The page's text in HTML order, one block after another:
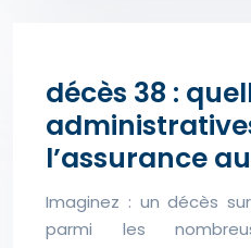
décès 38 :
l’assurance
Imaginez : un décès
parmi les